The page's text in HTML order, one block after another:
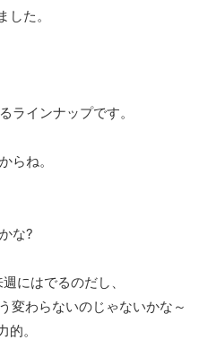
た。
ラインナップです。
らね。
な?
にはでるのだし、
変わらないのじゃないかな～
。